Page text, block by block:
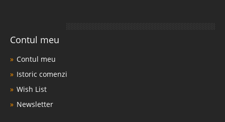
Contul meu
Contul meu
Istoric comenzi
Wish List
Newsletter